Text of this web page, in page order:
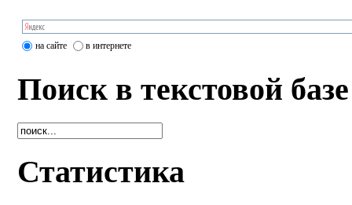
на сайте в интернете
Поиск в текстовой базе
Статистика